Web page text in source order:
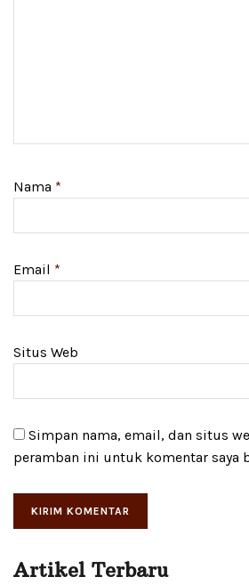
Nama *
Email *
Situs Web
Simpan nama, email, dan situs
peramban ini untuk komentar saya
Artikel Terbaru